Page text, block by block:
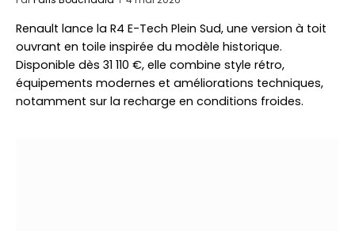
Renault lance la R4 E-Tech Plein Sud, une version à toit
ouvrant en toile inspirée du modèle historique.
Disponible dès 31 110 €, elle combine style rétro,
équipements modernes et améliorations techniques,
notamment sur la recharge en conditions froides.